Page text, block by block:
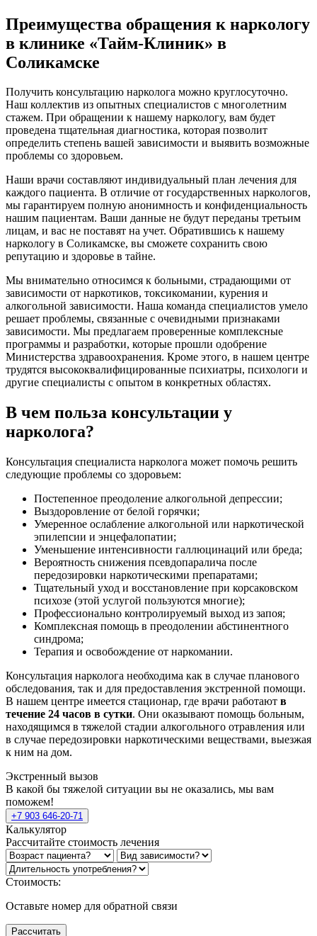
Преимущества обращения к наркологу
в клинике «Тайм-Клиник» в
Соликамске
Получить консультацию нарколога можно круглосуточно.
Наш коллектив из опытных специалистов с многолетним
стажем. При обращении к нашему наркологу, вам будет
проведена тщательная диагностика, которая позволит
определить степень вашей зависимости и выявить возможные
проблемы со здоровьем.
Наши врачи составляют индивидуальный план лечения для
каждого пациента. В отличие от государственных наркологов,
мы гарантируем полную анонимность и конфиденциальность
нашим пациентам. Ваши данные не будут переданы третьим
лицам, и вас не поставят на учет. Обратившись к нашему
наркологу в Соликамске, вы сможете сохранить свою
репутацию и здоровье в тайне.
Мы внимательно относимся к больными, страдающими от
зависимости от наркотиков, токсикомании, курения и
алкогольной зависимости. Наша команда специалистов умело
решает проблемы, связанные с очевидными признаками
зависимости. Мы предлагаем проверенные комплексные
программы и разработки, которые прошли одобрение
Министерства здравоохранения. Кроме этого, в нашем центре
трудятся высококвалифицированные психиатры, психологи и
другие специалисты с опытом в конкретных областях.
В чем польза консультации у
нарколога?
Консультация специалиста нарколога может помочь решить
следующие проблемы со здоровьем:
Постепенное преодоление алкогольной депрессии;
Выздоровление от белой горячки;
Умеренное ослабление алкогольной или наркотической
эпилепсии и энцефалопатии;
Уменьшение интенсивности галлюцинаций или бреда;
Вероятность снижения псевдопаралича после
передозировки наркотическими препаратами;
Тщательный уход и восстановление при корсаковском
психозе (этой услугой пользуются многие);
Профессионально контролируемый выход из запоя;
Комплексная помощь в преодолении абстинентного
синдрома;
Терапия и освобождение от наркомании.
Консультация нарколога необходима как в случае планового
обследования, так и для предоставления экстренной помощи.
В нашем центре имеется стационар, где врачи работают в
течение 24 часов в сутки. Они оказывают помощь больным,
находящимся в тяжелой стадии алкогольного отравления или
в случае передозировки наркотическими веществами, выезжая
к ним на дом.
Экстренный вызов
В какой бы тяжелой ситуации вы не оказались, мы вам
поможем!
+7 903 646-20-71
Калькулятор
Рассчитайте стоимость лечения
Стоимость:
Оставьте номер для обратной связи
Рассчитать